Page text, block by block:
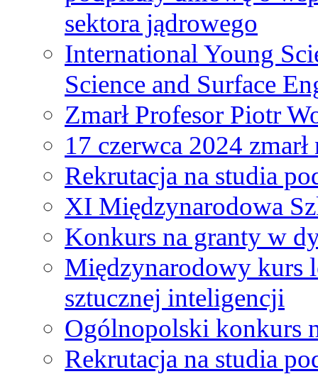
sektora jądrowego
International Young
Science and Surface
Zmarł Profesor Piotr
17 czerwca 2024
Rekrutacja na studia
XI Międzynarodowa
Konkurs na granty w
Międzynarodowy kurs
sztucznej inteligencji
Ogólnopolski konkurs
Rekrutacja na studia